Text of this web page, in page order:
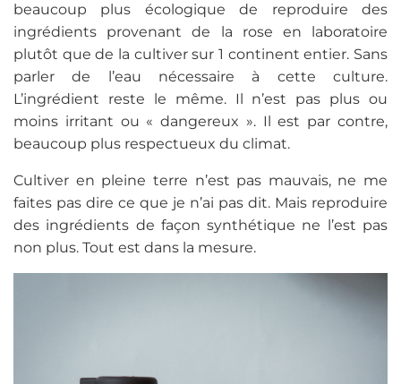
beaucoup plus écologique de reproduire des
ingrédients provenant de la rose en laboratoire
plutôt que de la cultiver sur 1 continent entier. Sans
parler de l’eau nécessaire à cette culture.
L’ingrédient reste le même. Il n’est pas plus ou
moins irritant ou « dangereux ». Il est par contre,
beaucoup plus respectueux du climat.
Cultiver en pleine terre n’est pas mauvais, ne me
faites pas dire ce que je n’ai pas dit. Mais reproduire
des ingrédients de façon synthétique ne l’est pas
non plus. Tout est dans la mesure.